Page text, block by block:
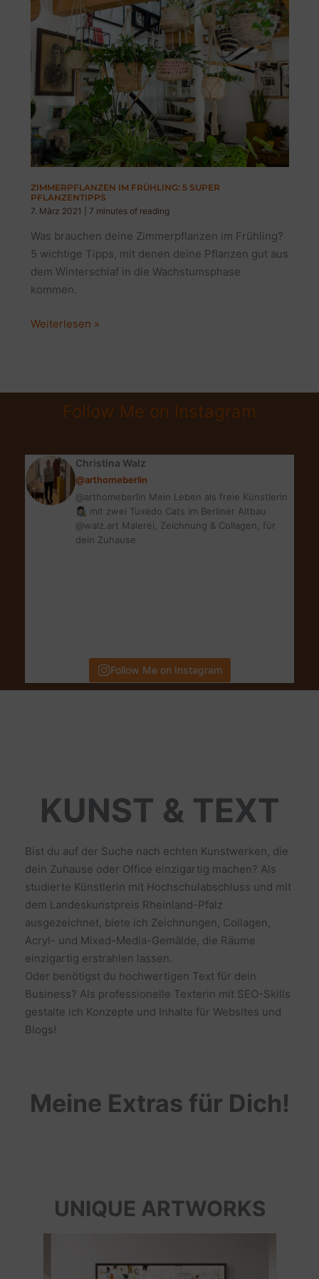
ZIMMERPFLANZEN IM FRÜHLING: 5 SUPER
PFLANZENTIPPS
7. März 2021
7 minutes of reading
Was brauchen deine Zimmerpflanzen im Frühling?
5 wichtige Tipps, mit denen deine Pflanzen gut aus
dem Winterschlaf in die Wachstumsphase
kommen.
Zimmerpflanzen
super
Pflanzentipps
Weiterlesen »
Follow Me on Instagram
Christina Walz
@arthomeberlin
@arthomeberlin Mein Leben als freie Künstlerin
👩🏻‍🎨 mit zwei Tuxedo Cats im Berliner Altbau
@walz.art Malerei, Zeichnung & Collagen, für
dein Zuhause
Follow Me on Instagram
KUNST & TEXT
Bist du auf der Suche nach echten Kunstwerken, die
dein Zuhause oder Office einzigartig machen? Als
studierte Künstlerin mit Hochschulabschluss und mit
dem Landeskunstpreis Rheinland-Pfalz
ausgezeichnet, biete ich Zeichnungen, Collagen,
Acryl- und Mixed-Media-Gemälde, die Räume
einzigartig erstrahlen lassen.
Oder benötigst du hochwertigen Text für dein
Business? Als professionelle Texterin mit SEO-Skills
gestalte ich Konzepte und Inhalte für Websites und
Blogs!
Meine Extras für Dich!
UNIQUE ARTWORKS